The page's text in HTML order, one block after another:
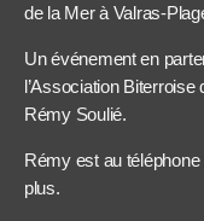
de la Mer à Valras-
Un événement en
l’Association
Rémy Soulié.
Rémy est au
plus.